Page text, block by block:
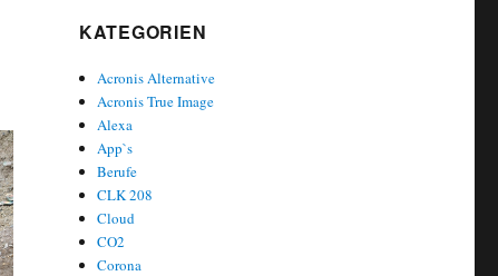
KATEGORIEN
Acronis Alternative
Acronis True Image
Alexa
App`s
Berufe
CLK 208
Cloud
CO2
Corona